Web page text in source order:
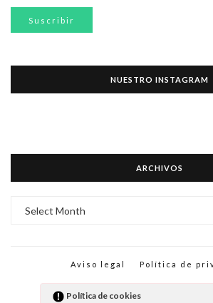
NUESTRO INSTAGRAM
ARCHIVOS
Aviso legal Política de
Política de cookies